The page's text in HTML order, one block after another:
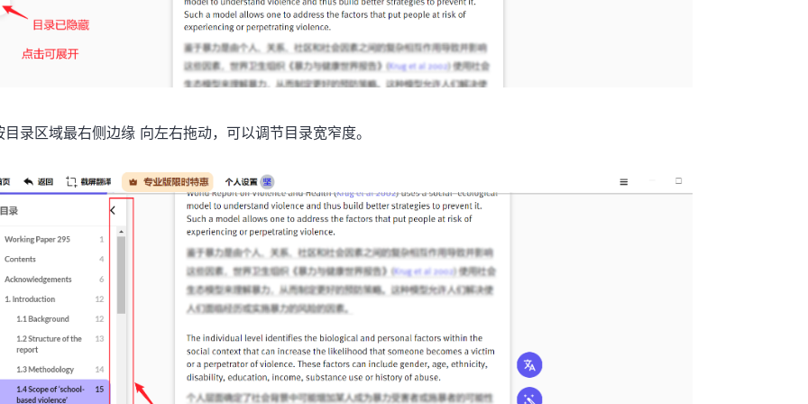
目录区域最右侧边缘 向左右拖动，可以调节目录宽窄度。